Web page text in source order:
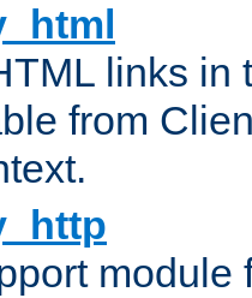
links in
from
module